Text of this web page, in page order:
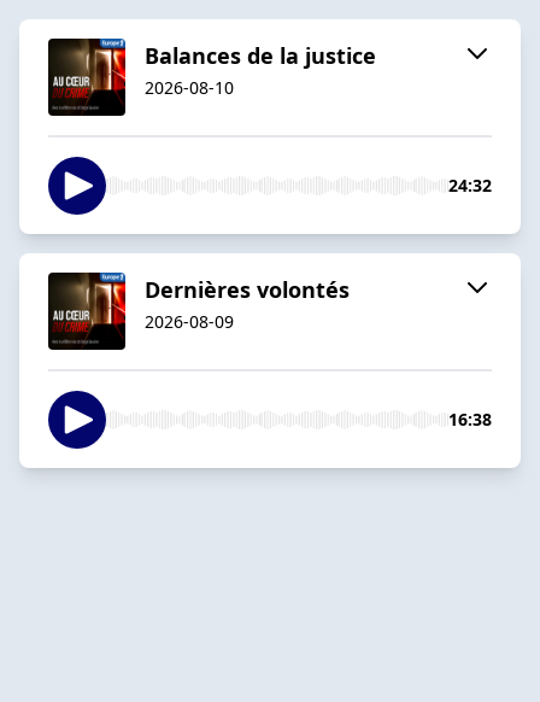
Balances de la justice
2026-08-10
24:32
Dernières volontés
2026-08-09
16:38